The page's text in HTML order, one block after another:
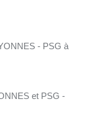
- PSG à
et PSG -